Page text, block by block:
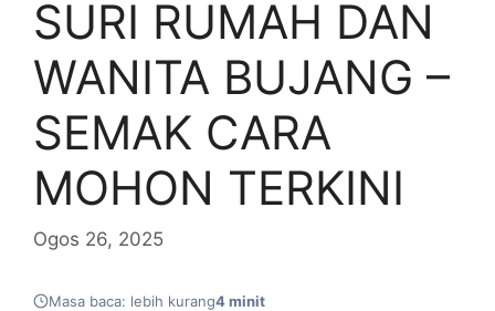
SURI RUMAH DAN
WANITA BUJANG –
SEMAK CARA
MOHON TERKINI
Ogos 26, 2025
Masa baca: lebih kurang4 minit